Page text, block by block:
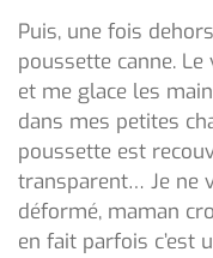
Puis, une fois
poussette canne.
et me glace les
dans mes petites
poussette est
transparent… Je ne
déformé, maman
en fait parfois c’est